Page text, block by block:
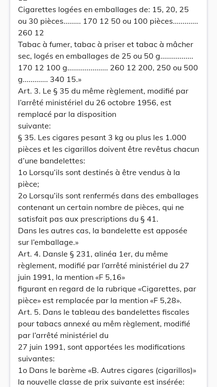
Cigarettes logées en emballages de: 15, 20, 25
ou 30 pièces......... 170 12 50 ou 100 pièces.............
260 12
Tabac à fumer, tabac à priser et tabac à mâcher
sec, logés en emballages de 25 ou 50 g.................
170 12 100 g..................... 260 12 200, 250 ou 500
g............. 340 15.»
Art. 3. Le § 35 du même règlement, modifié par
l’arrêté ministériel du 26 octobre 1956, est
remplacé par la disposition
suivante:
§ 35. Les cigares pesant 3 kg ou plus les 1.000
pièces et les cigarillos doivent être revêtus chacun
d’une bandelettes:
1o Lorsqu’ils sont destinés à être vendus à la
pièce;
2o Lorsqu’ils sont renfermés dans des emballages
contenant un certain nombre de pièces, qui ne
satisfait pas aux prescriptions du § 41.
Dans les autres cas, la bandelette est apposée
sur l’emballage.»
Art. 4. Dansle § 231, alinéa 1er, du même
règlement, modifié par l’arrêté ministériel du 27
juin 1991, la mention «F 5,16»
figurant en regard de la rubrique «Cigarettes, par
pièce» est remplacée par la mention «F 5,28».
Art. 5. Dans le tableau des bandelettes fiscales
pour tabacs annexé au mêm règlement, modifié
par l’arrêté ministériel du
27 juin 1991, sont apportées les modifications
suivantes:
1o Dans le barème «B. Autres cigares (cigarillos)»
la nouvelle classe de prix suivante est insérée: